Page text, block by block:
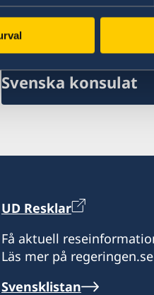
Svenska konsulat
UD Resklar
Få aktuell
Läs mer på
Svensklistan